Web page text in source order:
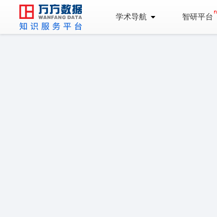
学术导航 智研平台